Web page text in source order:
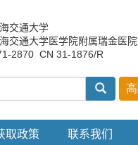
交通大学
交通大学医学院附属瑞金医院
2870 CN 31-1876/R
取政策 联系我们